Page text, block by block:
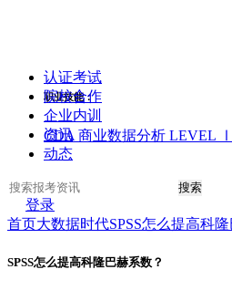
职业技能：
CDA 商业数据分析 LEVEL
认证考试
院校合作
企业内训
资讯
动态
搜索
登录
首页大数据时代SPSS怎么提高科
SPSS怎么提高科隆巴赫系数？